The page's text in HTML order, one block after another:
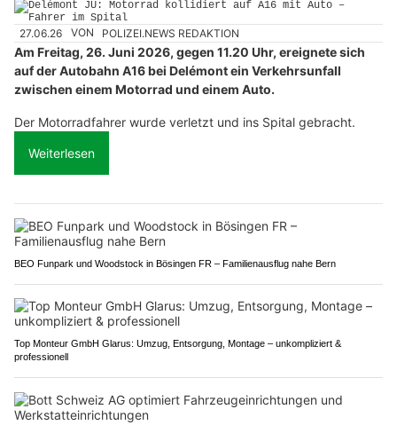
27.06.26 VON POLIZEI.NEWS REDAKTION
Am Freitag, 26. Juni 2026, gegen 11.20 Uhr, ereignete sich
auf der Autobahn A16 bei Delémont ein Verkehrsunfall
zwischen einem Motorrad und einem Auto.
Der Motorradfahrer wurde verletzt und ins Spital gebracht.
Weiterlesen
BEO Funpark und Woodstock in Bösingen FR – Familienausflug nahe Bern
Top Monteur GmbH Glarus: Umzug, Entsorgung, Montage – unkompliziert &
professionell